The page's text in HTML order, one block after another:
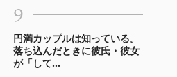
9
円満カップルは知っている。
落ち込んだときに彼氏・彼女
が「して...